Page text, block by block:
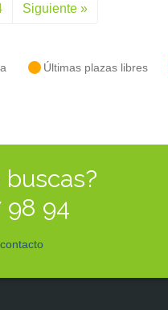
Siguiente »
Últimas plazas libres
98 94
contacto